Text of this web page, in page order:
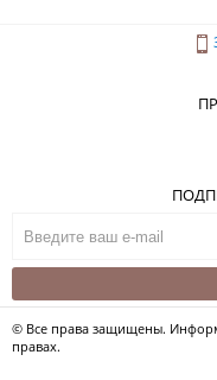
© Все права защищены.
правах.